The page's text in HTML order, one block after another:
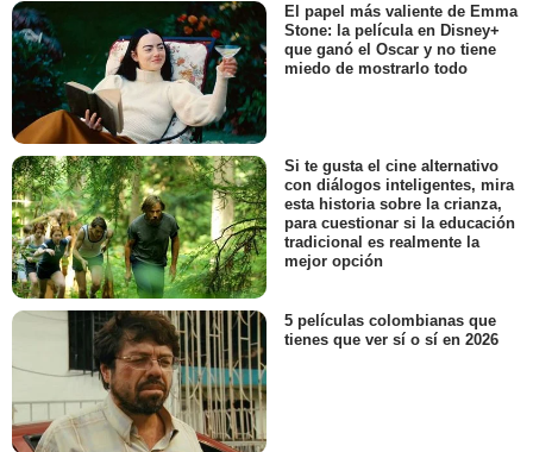
El papel más valiente de Emma
Stone: la película en Disney+
que ganó el Oscar y no tiene
miedo de mostrarlo todo
Si te gusta el cine alternativo
con diálogos inteligentes, mira
esta historia sobre la crianza,
para cuestionar si la educación
tradicional es realmente la
mejor opción
5 películas colombianas que
tienes que ver sí o sí en 2026